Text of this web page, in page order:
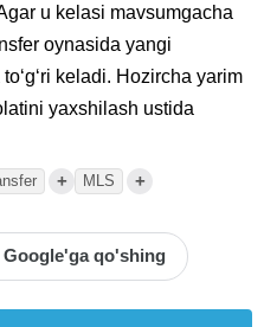
u kelasi mavsumgacha
oynasida yangi
keladi. Hozircha yarim
yaxshilash ustida
+ MLS +
qo'shing